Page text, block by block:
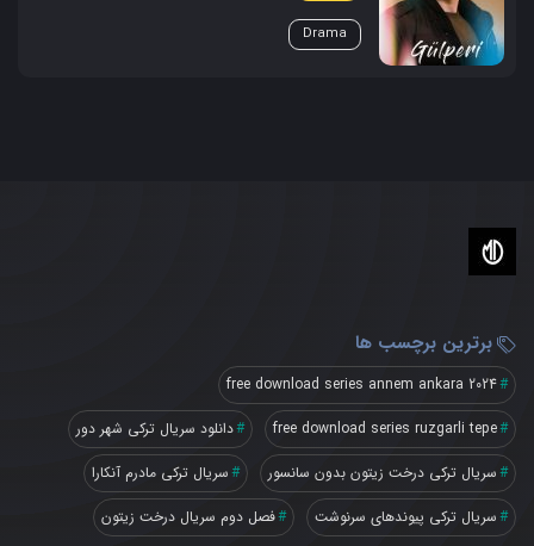
Drama
برترین برچسب ها
free download series annem ankara 2024
free download series ruzgarli tepe
دانلود سریال ترکی شهر دور
سریال ترکی درخت زیتون بدون سانسور
سریال ترکی مادرم آنکارا
سریال ترکی پیوندهای سرنوشت
فصل دوم سریال درخت زیتون